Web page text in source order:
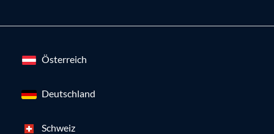
Österreich
Deutschland
Schweiz